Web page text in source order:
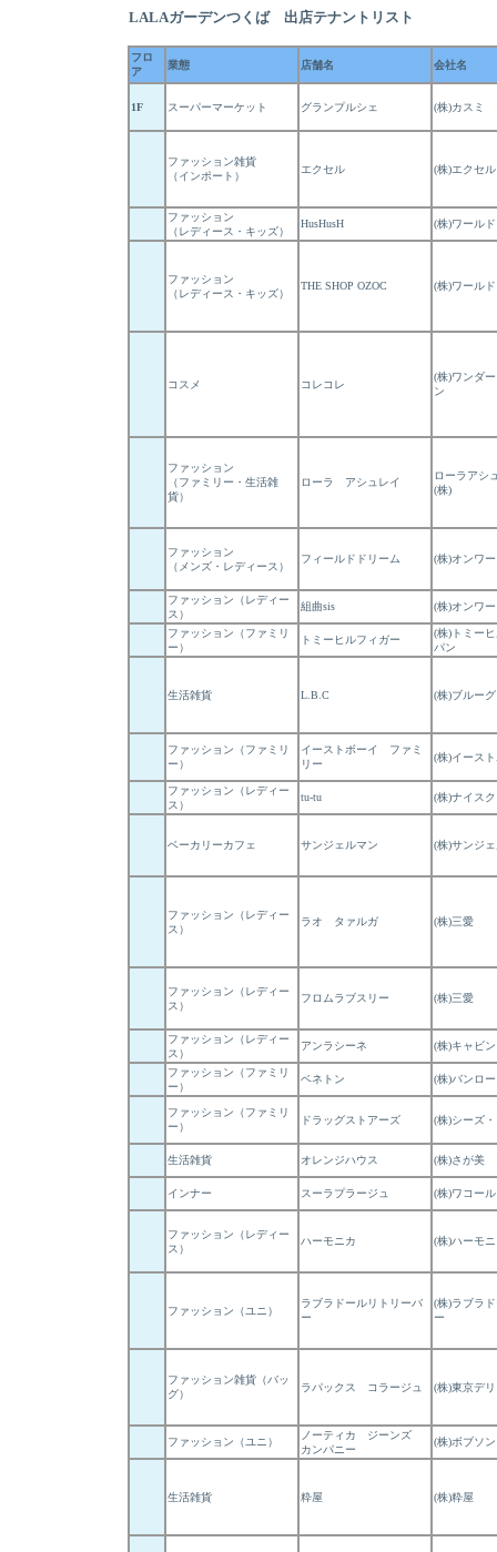
LALAガーデンつくば 出店テナントリスト
フロ
ア
業態 店舗名 会社名
1F スーパーマーケット グランプルシェ (株)カスミ
ファッション雑貨
（インポート）
エクセル (株)エクセル
ファッション
（レディース・キッズ）
HusHusH (株)ワールド
ファッション
（レディース・キッズ）
THE SHOP OZOC (株)ワールド
コスメ コレコレ
(株)ワンダ
ン
ファッション
（ファミリー・生活雑
貨）
ローラ アシュレイ
ローラアシ
(株)
ファッション
（メンズ・レディース）
フィールドドリーム (株)オンワ
ファッション（レディー
ス）
組曲sis (株)オンワ
ファッション（ファミリ
ー）
トミーヒルフィガー
(株)トミー
パン
生活雑貨 L.B.C (株)ブルー
ファッション（ファミリ
ー）
イーストボーイ ファミ
リー
(株)イース
ファッション（レディー
ス）
tu-tu (株)ナイス
ベーカリーカフェ サンジェルマン (株)サンジ
ファッション（レディー
ス）
ラオ タァルガ (株)三愛
ファッション（レディー
ス）
フロムラブスリー (株)三愛
ファッション（レディー
ス）
アンラシーネ (株)キャビン
ファッション（ファミリ
ー）
ベネトン (株)バンロ
ファッション（ファミリ
ー）
ドラッグストアーズ (株)シーズ
生活雑貨 オレンジハウス (株)さが美
インナー スーラプラージュ (株)ワコール
ファッション（レディー
ス）
ハーモニカ (株)ハーモ
ファッション（ユニ）
ラブラドールリトリーバ
ー
(株)ラブラ
ー
ファッション雑貨（バッ
グ）
ラパックス コラージュ (株)東京デ
ファッション（ユニ）
ノーティカ ジーンズ
カンパニー
(株)ボブソン
生活雑貨 粋屋 (株)粋屋